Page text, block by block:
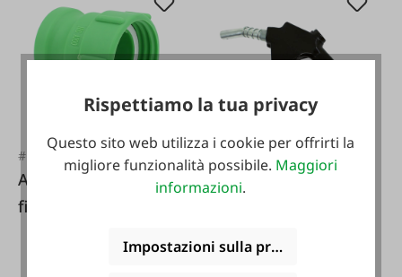
#FA99293
Adattatore IBC da 2
filettatura grossa
#FA34044
Ugello carburante
Rispettiamo la tua privacy
Questo sito web utilizza i cookie per offrirti la
migliore funzionalità possibile. Maggiori
informazioni.
Impostazioni sulla privacy